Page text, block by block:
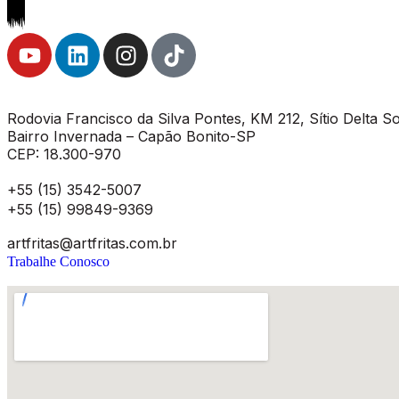
Rodovia Francisco da Silva Pontes, KM 212, Sítio Delta
Bairro Invernada – Capão Bonito-SP
CEP: 18.300-970
+55 (15) 3542-5007
+55 (15) 99849-9369
artfritas@artfritas.com.br
Trabalhe Conosco